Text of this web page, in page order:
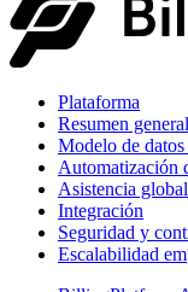
Plataforma
Resumen general
Modelo de
Automatización
Asistencia global
Integración
Seguridad y
Escalabilidad